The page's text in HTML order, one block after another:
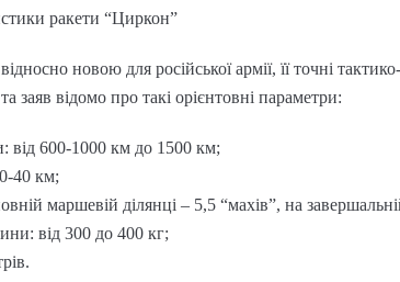
ракети “Циркон”
новою для російської армії, її точні
заяв відомо про такі орієнтовні параметри:
від 600-1000 км до 1500 км;
40 км;
маршевій ділянці – 5,5 “махів”, на
від 300 до 400 кг;